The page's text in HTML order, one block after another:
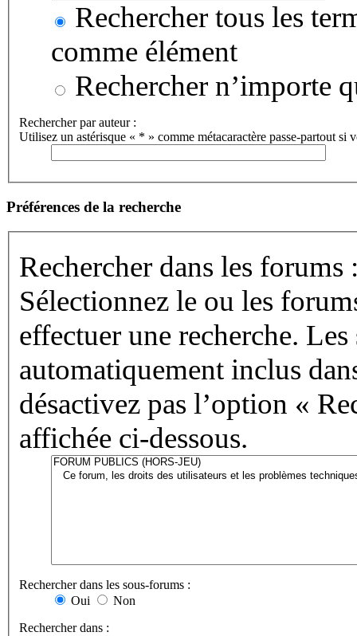
Rechercher tous les
comme élément
Rechercher n’importe
Rechercher par auteur :
Utilisez un astérisque « * » comme métacaractère passe-partout si
Préférences de la recherche
Rechercher dans les forums
Sélectionnez le ou les
effectuer une recherche.
automatiquement inclus
désactivez pas l’option «
affichée ci-dessous.
Rechercher dans les sous-forums :
Oui
Non
Rechercher dans :